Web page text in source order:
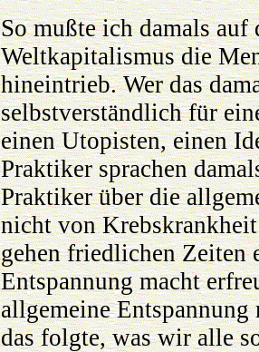
So mußte ich damals
Weltkapitalismus die
hineintrieb. Wer das
selbstverständlich für
einen Utopisten, einen
Praktiker sprachen
Praktiker über die
nicht von
gehen friedlichen Zeiten
Entspannung macht
allgemeine
das folgte, was wir alle